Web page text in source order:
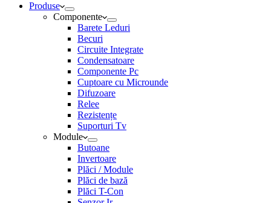
Produse
Componente
Barete Leduri
Becuri
Circuite Integrate
Condensatoare
Componente Pc
Cuptoare cu Microunde
Difuzoare
Relee
Rezistențe
Suporturi Tv
Module
Butoane
Invertoare
Plăci / Module
Plăci de bază
Plăci T-Con